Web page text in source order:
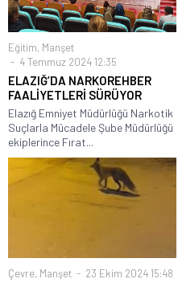
Eğitim, Manşet
4 Temmuz 2024 12:35
ELAZIĞ’DA NARKOREHBER
FAALİYETLERİ SÜRÜYOR
Elazığ Emniyet Müdürlüğü Narkotik
Suçlarla Mücadele Şube Müdürlüğü
ekiplerince Fırat...
Çevre, Manşet 23 Ekim 2024 15:48